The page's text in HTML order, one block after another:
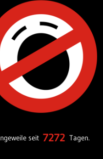
seit 7272 Tagen.